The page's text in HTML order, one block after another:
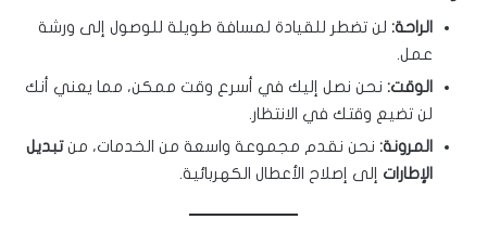
الراحة: لن تضطر للقيادة لمسافة طويلة للوصول إلى ورشة
عمل.
الوقت: نحن نصل إليك في أسرع وقت ممكن، مما يعني أنك
لن تضيع وقتك في الانتظار.
المرونة: نحن نقدم مجموعة واسعة من الخدمات، منتبديل
الإطارات إلى إصلاح الأعطال الكهربائية.